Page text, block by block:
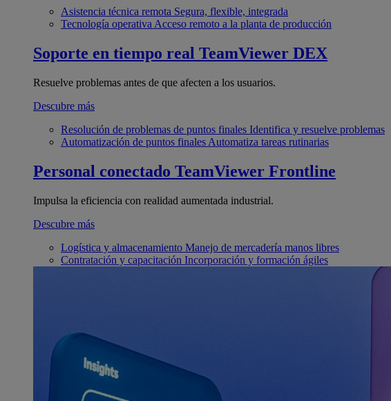
Asistencia técnica remota Segura, flexible, integrada
Tecnología operativa Acceso remoto a la planta de producción
Soporte en tiempo real TeamViewer DEX
Resuelve problemas antes de que afecten a los usuarios.
Descubre más
Resolución de problemas de puntos finales Identifica y resuelve problemas
Automatización de puntos finales Automatiza tareas rutinarias
Personal conectado TeamViewer Frontline
Impulsa la eficiencia con realidad aumentada industrial.
Descubre más
Logística y almacenamiento Manejo de mercadería manos libres
Contratación y capacitación Incorporación y formación ágiles